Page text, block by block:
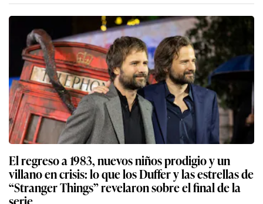
El regreso a 1983, nuevos niños prodigio y un
villano en crisis: lo que los Duffer y las estrellas de
“Stranger Things” revelaron sobre el final de la